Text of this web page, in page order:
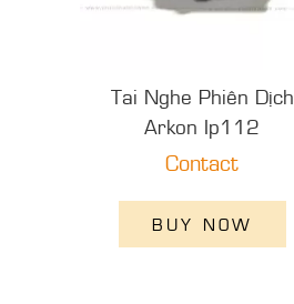
Tai Nghe Phiên Dịch
Arkon Ip112
Contact
BUY NOW